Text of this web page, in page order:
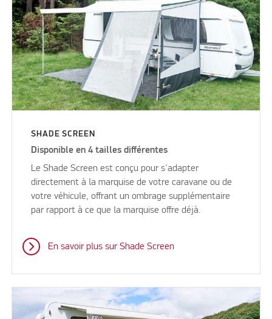
SHADE SCREEN
Disponible en 4 tailles différentes
Le Shade Screen est conçu pour s'adapter
directement à la marquise de votre caravane ou de
votre véhicule, offrant un ombrage supplémentaire
par rapport à ce que la marquise offre déjà.
En savoir plus sur Shade Screen